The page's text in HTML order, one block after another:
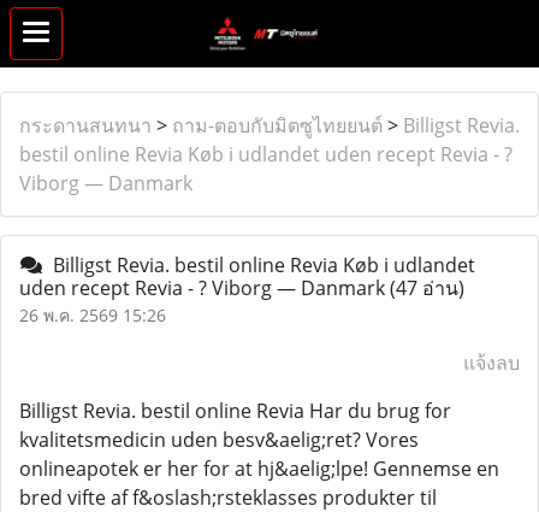
กระดานสนทนา > ถาม-ตอบกับมิตซูไทยยนต์ > Billigst Revia.
bestil online Revia Køb i udlandet uden recept Revia - ?
Viborg — Danmark
Billigst Revia. bestil online Revia Køb i udlandet
uden recept Revia - ? Viborg — Danmark(47 อ่าน)
26 พ.ค. 2569 15:26
แจ้งลบ
Billigst Revia. bestil online Revia Har du brug for
kvalitetsmedicin uden besv&aelig;ret? Vores
onlineapotek er her for at hj&aelig;lpe! Gennemse en
bred vifte af f&oslash;rsteklasses produkter til